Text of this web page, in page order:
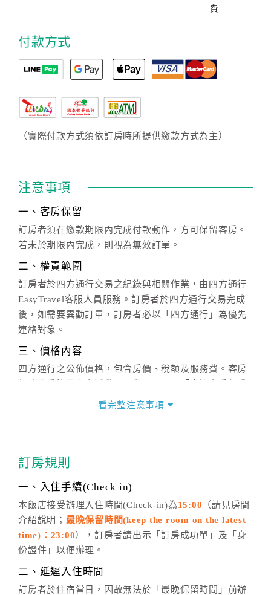
費
付款方式
（實際付款方式須依訂房時所提供繳款方式為主）
注意事項
一、客房保留
訂房者須在繳款期限內完成付款動作，方可保留客房。
若未於期限內完成，則視為無效訂單。
二、權責範圍
訂房者於四方通行交易之紀錄與相關作業，由四方通行
EasyTravel客服人員服務。訂房者於四方通行交易完成
後，如需要異動訂單，訂房者必以「四方通行」為優先
連絡對象。
三、價格內容
四方通行之公佈價格，包含房價、稅額及服務費。客房
價」之當日價格為標準。
話方式異動訂單。
※非客服時間之申辦異動，皆為次日計算及辦理。
五、客服時間
週一至週日，上午9:00～晚上6:00
六、聯絡方式
(07)9682715 。
看完整注意事項
訂房規則
一、入住手續(Check in)
本飯店接受辦理入住時間(Check-in)為15:00 （請見房間
介紹說明； 最晚保留時間(keep the room on the latest
time)：23:00），訂房者請出示「訂房成功單」及「身
份證件」以便辦理。
二、延遲入住時間
訂房者於住宿當日，因故無法於「最晚保留時間」前辦